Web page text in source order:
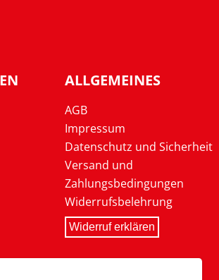
ALLGEMEINES
AGB
Impressum
Datenschutz und Sicherheit
Versand und
Zahlungsbedingungen
Widerrufsbelehrung
Widerruf erklären